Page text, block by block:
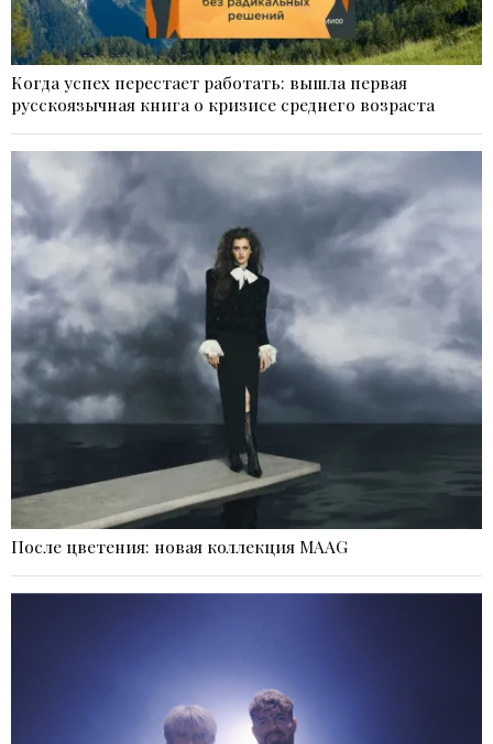
Когда успех перестает работать: вышла первая
русскоязычная книга о кризисе среднего возраста
После цветения: новая коллекция MAAG